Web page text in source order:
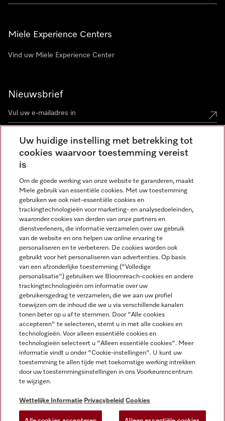
Miele Experience Centers
Vind uw Miele Experience Center
Nieuwsbrief
Contact contact@miele-support.be
Taal
NEDERLANDS
Wettelijke Informatie
Algemene voorwaarden
Privacybeleid
Gebruiksvoorwaarden
Toegankelijkheidsverklaring
Digital Services Act
Miele op Facebook
Miele op Youtube
Miele op Instagram
Miele op Pinterest
Uw huidige instelling met betrekking tot
cookies waarvoor toestemming vereist
is
Om de goede werking van onze website te garanderen, maakt
Miele gebruik van essentiële cookies. Met uw toestemming
gebruiken we ook niet-essentiële cookies en
trackingtechnologieën voor marketing- en analysedoeleinden,
waaronder cookies van derden van onze partners en
dienstverleners, die informatie verzamelen over uw gebruik
van de website en ons helpen uw online ervaring te
personaliseren en te verbeteren. De cookies worden ook
gebruikt voor het personaliseren van advertenties. Op basis
van een afzonderlijke toestemming ("Volledige
personalisatie") gebruiken we Bloomreach-cookies en andere
trackingtechnologieën om informatie over uw
gebruikersgedrag te verzamelen, die we aan uw profiel
toewijzen om de inhoud die we u via verschillende kanalen
tonen beter op u af te stemmen. Door "Alle cookies
accepteren" te selecteren, stemt u in met alle cookies en
technologieën. Voor alleen essentiële cookies en
technologieën selecteert u "Alleen essentiële cookies". Meer
informatie vindt u onder "Cookie-instellingen". U kunt uw
toestemming te allen tijde met toekomstige werking intrekken
door uw toestemmingsinstellingen in ons Voorkeurencentrum
te wijzigen.
Wettelijke Informatie Privacybeleid Cookies